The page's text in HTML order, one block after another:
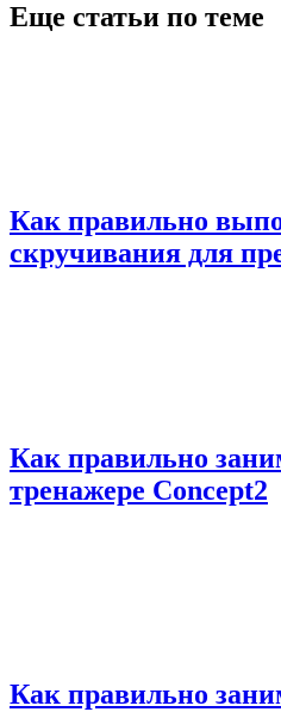
Еще статьи по теме
Как правильно
скручивания для
Как правильно
тренажере Concept2
Как правильно